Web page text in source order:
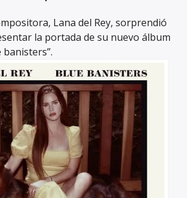
Lana del Rey, sorprendió
la portada de su nuevo álbum
banisters”.